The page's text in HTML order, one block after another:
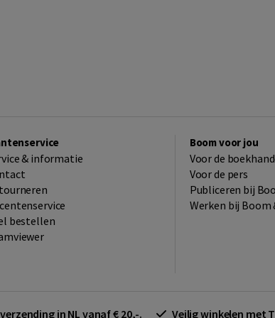
& informatie
bestellen
Boom voor jou
Voor de
Voor de pers
Publiceren bij
Werken bij Boom
in NL vanaf € 20,-. Veilig winkelen met